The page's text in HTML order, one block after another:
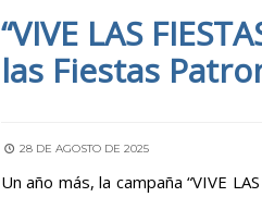
“VIVE LAS
las Fiestas
28 DE AGOSTO DE 2025
Un año más, la campaña “VIVE